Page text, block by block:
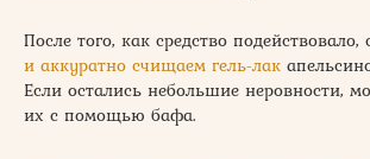
После того, как средство
и аккуратно счищаем гель-лак
Если остались небольшие неровности,
их с помощью бафа.